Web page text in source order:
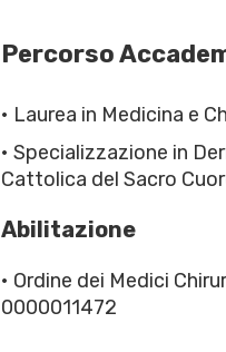
Percorso
• Laurea in Medicina e
• Specializzazione in
Cattolica del Sacro
Abilitazione
• Ordine dei Medici
0000011472